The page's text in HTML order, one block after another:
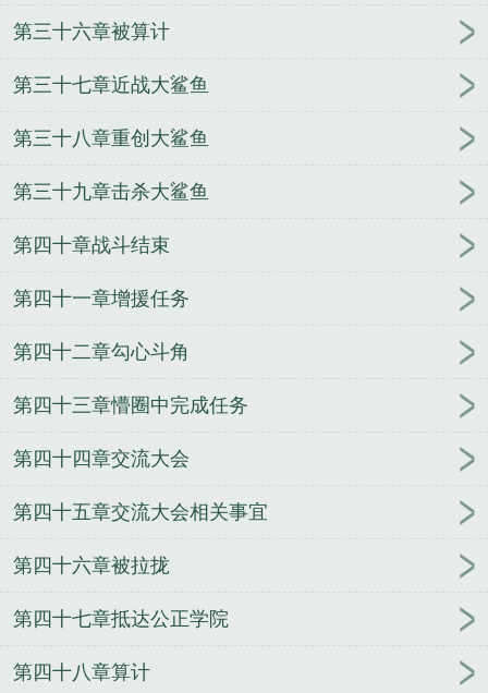
第三十六章被算计
第三十七章近战大鲨鱼
第三十八章重创大鲨鱼
第三十九章击杀大鲨鱼
第四十章战斗结束
第四十一章增援任务
第四十二章勾心斗角
第四十三章懵圈中完成任务
第四十四章交流大会
第四十五章交流大会相关事宜
第四十六章被拉拢
第四十七章抵达公正学院
第四十八章算计